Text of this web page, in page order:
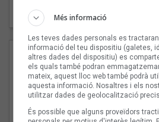
Més informació
Les teves dades personals es
informació del teu dispositiu (galetes,
altres dades del dispositiu) es
els quals també podran
mateix, aquest lloc web també podrà
aquesta informació. Nosaltres i els
utilitzar dades de geolocalització
És possible que alguns proveïdors